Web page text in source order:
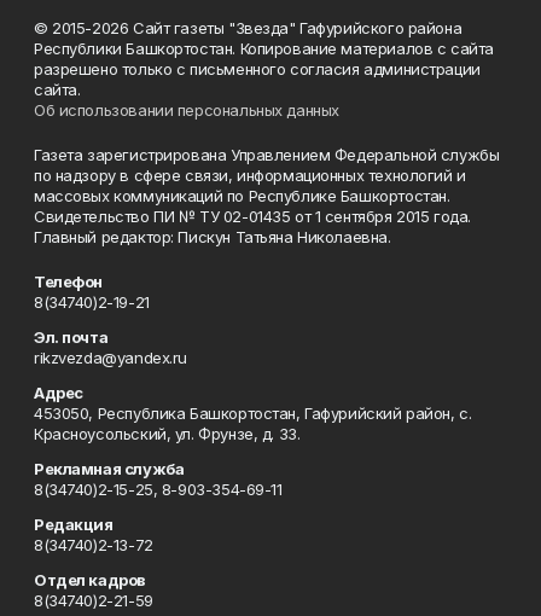
© 2015-2026 Сайт газеты "Звезда" Гафурийского района
Республики Башкортостан. Копирование материалов с сайта
разрешено только с письменного согласия администрации
сайта.
Об использовании персональных данных
Газета зарегистрирована Управлением Федеральной службы
по надзору в сфере связи, информационных технологий и
массовых коммуникаций по Республике Башкортостан.
Свидетельство ПИ № ТУ 02-01435 от 1 сентября 2015 года.
Главный редактор: Пискун Татьяна Николаевна.
Телефон
8(34740)2-19-21
Эл. почта
rikzvezda@yandex.ru
Адрес
453050, Республика Башкортостан, Гафурийский район, с.
Красноусольский, ул. Фрунзе, д. 33.
Рекламная служба
8(34740)2-15-25, 8-903-354-69-11
Редакция
8(34740)2-13-72
Отдел кадров
8(34740)2-21-59